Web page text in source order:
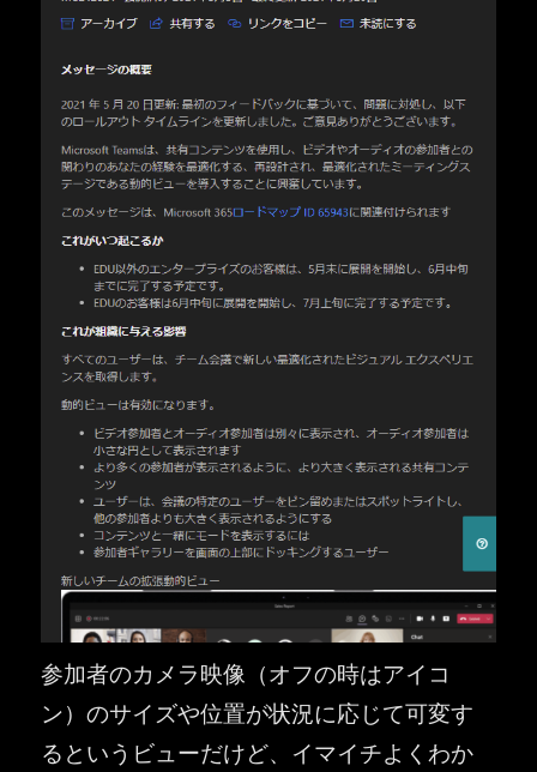
参加者のカメラ映像（オフの時はアイコ
ン）のサイズや位置が状況に応じて可変す
るというビューだけど、イマイチよくわか